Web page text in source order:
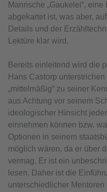
Mannsche „Gaukelei“,
abgekartet ist, was aber,
Details und der
Lektüre klar wird.
Bereits einleitend wird die
Hans Castorp
„mittelmäßig“ zu seiner
aus Achtung vor seinem
ideologischer Hinsicht
einnehmen können bzw.
Optionen in seinem
möglich wären, da er über
vermag. Er ist ein
lesen. Daher ist die
unterschiedlicher